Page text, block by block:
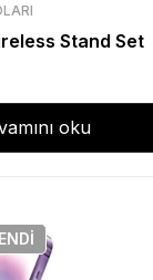
Stand Set
oku